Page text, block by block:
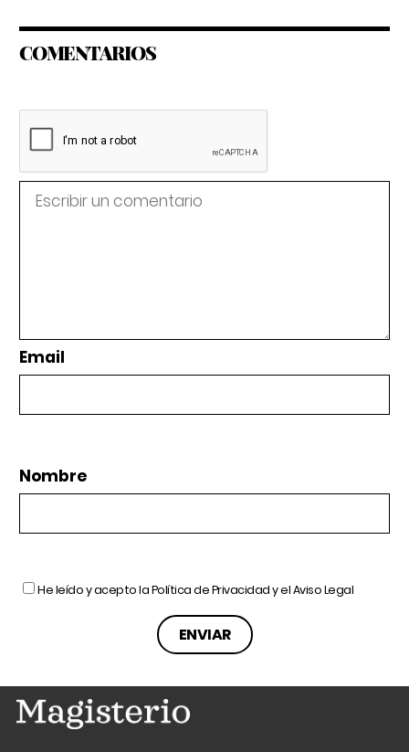
COMENTARIOS
Email
Nombre
He leído y acepto laPolítica de Privacidady elAviso Legal